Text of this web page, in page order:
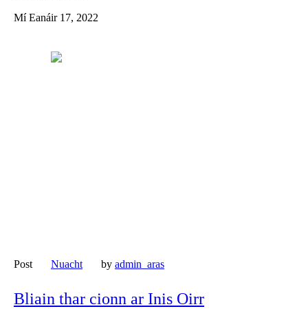
Mí Eanáir 17, 2022
Post Nuacht by admin_aras
Bliain thar cionn ar Inis Oirr